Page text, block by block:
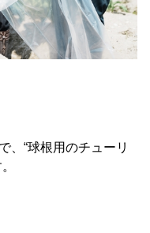
、“球根用のチューリ